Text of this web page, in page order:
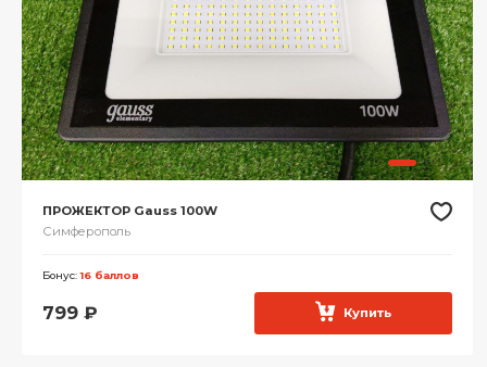
ПРОЖЕКТОР Gauss 100W
Симферополь
Бонус:16 баллов
799 ₽ Купить